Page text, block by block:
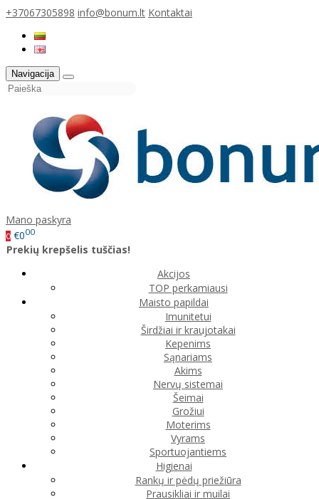
+37067305898 info@bonum.lt Kontaktai
Navigacija
Mano paskyra
0 €000
Prekių krepšelis tuščias!
Akcijos
TOP perkamiausi
Maisto papildai
Imunitetui
Širdžiai ir kraujotakai
Kepenims
Sąnariams
Akims
Nervų sistemai
Šeimai
Grožiui
Moterims
Vyrams
Sportuojantiems
Higienai
Rankų ir pėdų priežiūra
Prausikliai ir muilai